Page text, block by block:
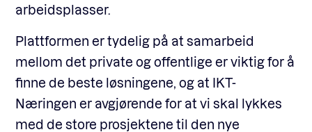
arbeidsplasser.
Plattformen er tydelig på at samarbeid
mellom det private og offentlige er viktig for å
finne de beste løsningene, og at IKT-
Næringen er avgjørende for at vi skal lykkes
med de store prosjektene til den nye